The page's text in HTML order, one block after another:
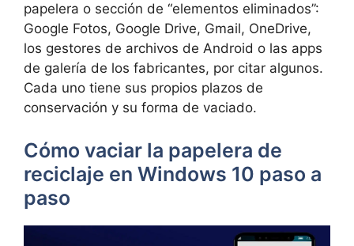
papelera o sección de “elementos eliminados”:
Google Fotos, Google Drive, Gmail, OneDrive,
los gestores de archivos de Android o las apps
de galería de los fabricantes, por citar algunos.
Cada uno tiene sus propios plazos de
conservación y su forma de vaciado.
Cómo vaciar la papelera de
reciclaje en Windows 10 paso a
paso